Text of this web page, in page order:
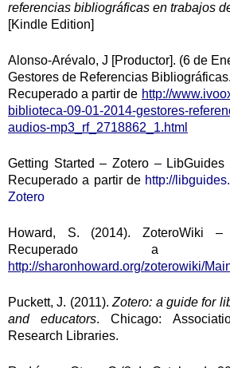
referencias bibliográficas en trabajos
[Kindle Edition]
Alonso-Arévalo, J [Productor]. (6 de
Gestores de Referencias
Recuperado a partir de http://
biblioteca-09-01-2014-gestores-
audios-mp3_rf_2718862_1.html
Getting Started – Zotero – LibGuides
Recuperado a partir de http://
Zotero
Howard, S. (2014). ZoteroWiki –
Recuperado a
http://sharonhoward.org/zoterowiki/
Puckett, J. (2011).Zotero: a guide for
and educators. Chicago:
Research Libraries.